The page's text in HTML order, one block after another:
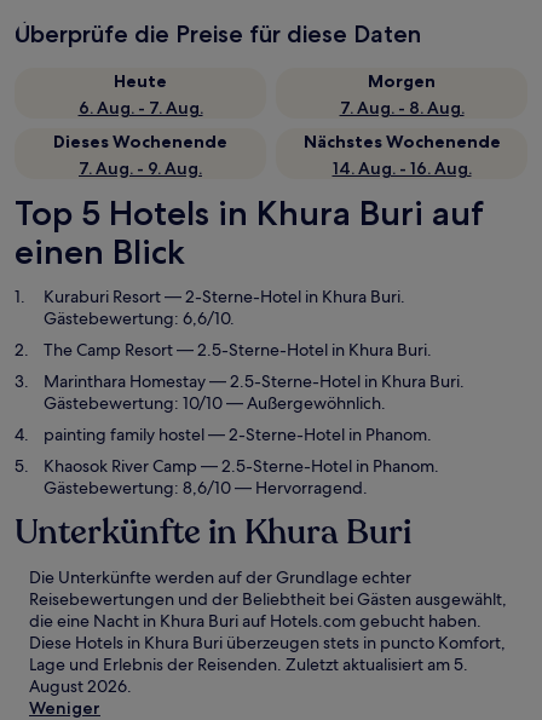
Überprüfe die Preise für diese Daten
Heute
6. Aug. - 7. Aug.
Morgen
7. Aug. - 8. Aug.
Dieses Wochenende
7. Aug. - 9. Aug.
Nächstes Wochenende
14. Aug. - 16. Aug.
Top 5 Hotels in Khura Buri auf
einen Blick
Kuraburi Resort— 2-Sterne-Hotel in Khura Buri.
Gästebewertung: 6,6/10.
The Camp Resort— 2.5-Sterne-Hotel in Khura Buri.
Marinthara Homestay— 2.5-Sterne-Hotel in Khura Buri.
Gästebewertung: 10/10 — Außergewöhnlich.
painting family hostel— 2-Sterne-Hotel in Phanom.
Khaosok River Camp — 2.5-Sterne-Hotel in Phanom.
Gästebewertung: 8,6/10 — Hervorragend.
Unterkünfte in Khura Buri
Die Unterkünfte werden auf der Grundlage echter
Reisebewertungen und der Beliebtheit bei Gästen ausgewählt,
die eine Nacht in Khura Buri auf Hotels.com gebucht haben.
Diese Hotels in Khura Buri überzeugen stets in puncto Komfort,
Lage und Erlebnis der Reisenden. Zuletzt aktualisiert am5.
August 2026.
Weniger